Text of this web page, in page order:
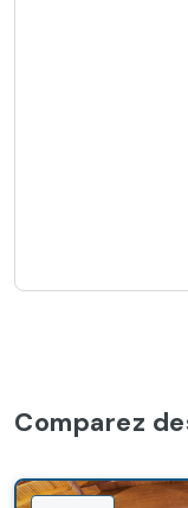
Comparez